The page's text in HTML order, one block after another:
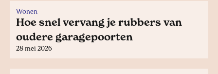
Wonen
Hoe snel vervang je rubbers van
oudere garagepoorten
28 mei 2026